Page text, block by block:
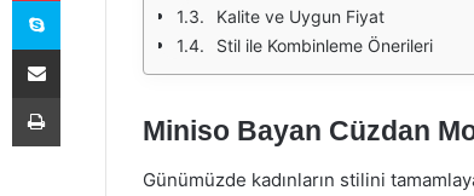
Kalite ve Uygun Fiyat
Stil ile Kombinleme Önerileri
Miniso Bayan Cüzdan
Günümüzde kadınların stilini
E-Posta ile paylaş